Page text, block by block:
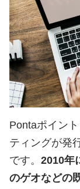
Pontaポイン
ティングが発
です。 2010年
のゲオなどの